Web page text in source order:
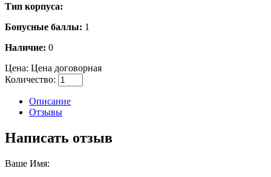
Тип корпуса:
Бонусные баллы: 1
Наличие: 0
Цена: Цена договорная
Количество:
Описание
Отзывы
Написать отзыв
Ваше Имя: